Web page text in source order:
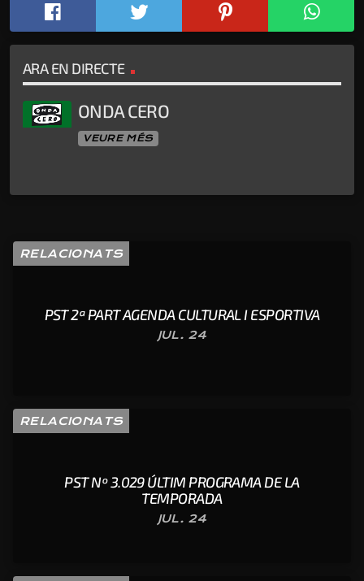
ARA EN DIRECTE
ONDA CERO
VEURE MÉS
RELACIONATS
PST 2ª PART AGENDA CULTURAL I ESPORTIVA
JUL. 24
RELACIONATS
PST Nº 3.029 ÚLTIM PROGRAMA DE LA
TEMPORADA
JUL. 24